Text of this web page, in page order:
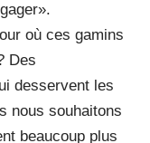
où ces gamins
Des
desservent les
nous souhaitons
beaucoup plus